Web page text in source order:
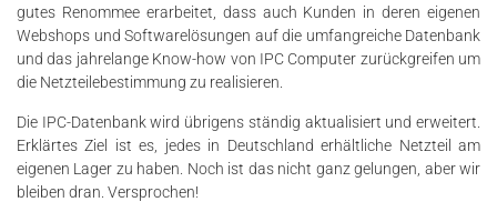
gutes Renommee erarbeitet, dass auch Kunden in deren eigenen
Webshops und Softwarelösungen auf die umfangreiche Datenbank
und das jahrelange Know-how von IPC Computer zurückgreifen um
die Netzteilebestimmung zu realisieren.
Die IPC-Datenbank wird übrigens ständig aktualisiert und erweitert.
Erklärtes Ziel ist es, jedes in Deutschland erhältliche Netzteil am
eigenen Lager zu haben. Noch ist das nicht ganz gelungen, aber wir
bleiben dran. Versprochen!